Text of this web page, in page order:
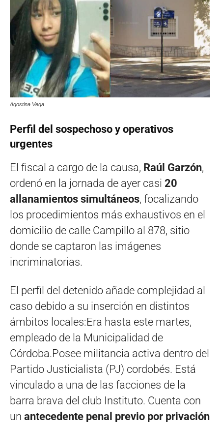
Agostina Vega.
Perfil del sospechoso y operativos
urgentes
El fiscal a cargo de la causa, Raúl Garzón,
ordenó en la jornada de ayer casi 20
allanamientos simultáneos, focalizando
los procedimientos más exhaustivos en el
domicilio de calle Campillo al 878, sitio
donde se captaron las imágenes
incriminatorias.
El perfil del detenido añade complejidad al
caso debido a su inserción en distintos
ámbitos locales:Era hasta este martes,
empleado de la Municipalidad de
Córdoba.Posee militancia activa dentro del
Partido Justicialista (PJ) cordobés. Está
vinculado a una de las facciones de la
barra brava del club Instituto. Cuenta con
un antecedente penal previo por privación